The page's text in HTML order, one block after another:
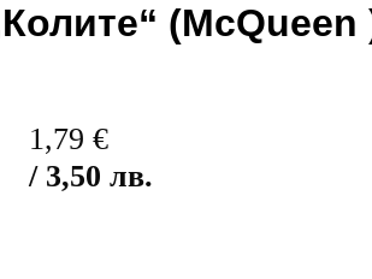
(McQueen
1,79 €
/ 3,50 лв.